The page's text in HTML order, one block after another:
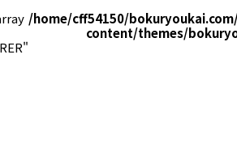
/home/cff54150/
content/themes/